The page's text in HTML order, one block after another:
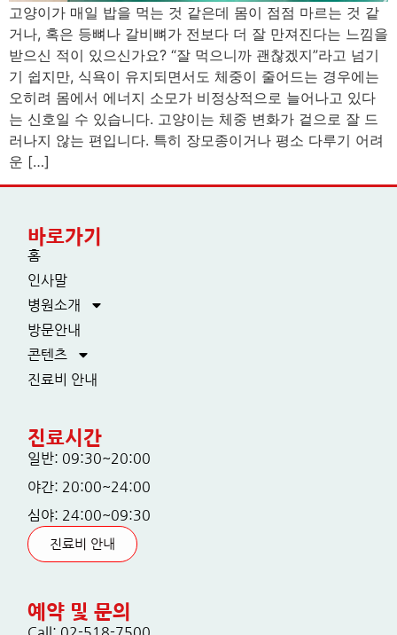
고양이가 매일 밥을 먹는 것 같은데 몸이 점점 마르는 것 같
거나, 혹은 등뼈나 갈비뼈가 전보다 더 잘 만져진다는 느낌을
받으신 적이 있으신가요? “잘 먹으니까 괜찮겠지”라고 넘기
기 쉽지만, 식욕이 유지되면서도 체중이 줄어드는 경우에는
오히려 몸에서 에너지 소모가 비정상적으로 늘어나고 있다
는 신호일 수 있습니다. 고양이는 체중 변화가 겉으로 잘 드
러나지 않는 편입니다. 특히 장모종이거나 평소 다루기 어려
운 […]
바로가기
홈
인사말
병원소개
방문안내
콘텐츠
진료비 안내
진료시간
일반: 09:30~20:00
야간: 20:00~24:00
심야: 24:00~09:30
진료비 안내
예약 및 문의
Call: 02-518-7500